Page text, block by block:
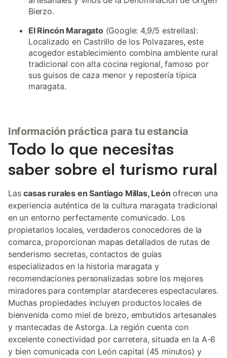
Bierzo.
El Rincón Maragato(Google: 4,9/5 estrellas):
Localizado en Castrillo de los Polvazares, este
acogedor establecimiento combina ambiente rural
tradicional con alta cocina regional, famoso por
sus guisos de caza menor y repostería típica
maragata.
Información práctica para tu estancia
Todo lo que necesitas
saber sobre el turismo rural
Lascasas rurales en Santiago Millas, León ofrecen una
experiencia auténtica de la cultura maragata tradicional
en un entorno perfectamente comunicado. Los
propietarios locales, verdaderos conocedores de la
comarca, proporcionan mapas detallados de rutas de
senderismo secretas, contactos de guías
especializados en la historia maragata y
recomendaciones personalizadas sobre los mejores
miradores para contemplar atardeceres espectaculares.
Muchas propiedades incluyen productos locales de
bienvenida como miel de brezo, embutidos artesanales
y mantecadas de Astorga. La región cuenta con
excelente conectividad por carretera, situada en la A-6
y bien comunicada con León capital (45 minutos) y